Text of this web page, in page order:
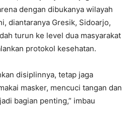
dengan dibukanya wilayah
diantaranya Gresik, Sidoarjo,
turun ke level dua masyarakat
protokol kesehatan.
disiplinnya, tetap jaga
masker, mencuci tangan dan
bagian penting,” imbau